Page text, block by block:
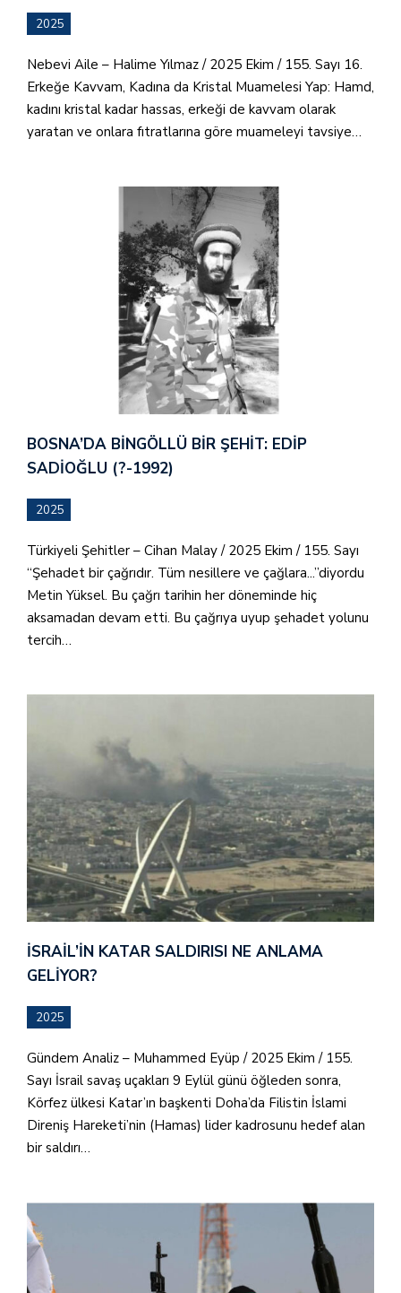
2025
Nebevi Aile – Halime Yılmaz / 2025 Ekim / 155. Sayı 16.
Erkeğe Kavvam, Kadına da Kristal Muamelesi Yap: Hamd,
kadını kristal kadar hassas, erkeği de kavvam olarak
yaratan ve onlara fıtratlarına göre muameleyi tavsiye…
BOSNA’DA BINGÖLLÜ BIR ŞEHIT: EDIP
SADIOĞLU (?-1992)
2025
Türkiyeli Şehitler – Cihan Malay / 2025 Ekim / 155. Sayı
“Şehadet bir çağrıdır. Tüm nesillere ve çağlara...”diyordu
Metin Yüksel. Bu çağrı tarihin her döneminde hiç
aksamadan devam etti. Bu çağrıya uyup şehadet yolunu
tercih…
İSRAIL’IN KATAR SALDIRISI NE ANLAMA
GELIYOR?
2025
Gündem Analiz – Muhammed Eyüp / 2025 Ekim / 155.
Sayı İsrail savaş uçakları 9 Eylül günü öğleden sonra,
Körfez ülkesi Katar’ın başkenti Doha’da Filistin İslami
Direniş Hareketi’nin (Hamas) lider kadrosunu hedef alan
bir saldırı…